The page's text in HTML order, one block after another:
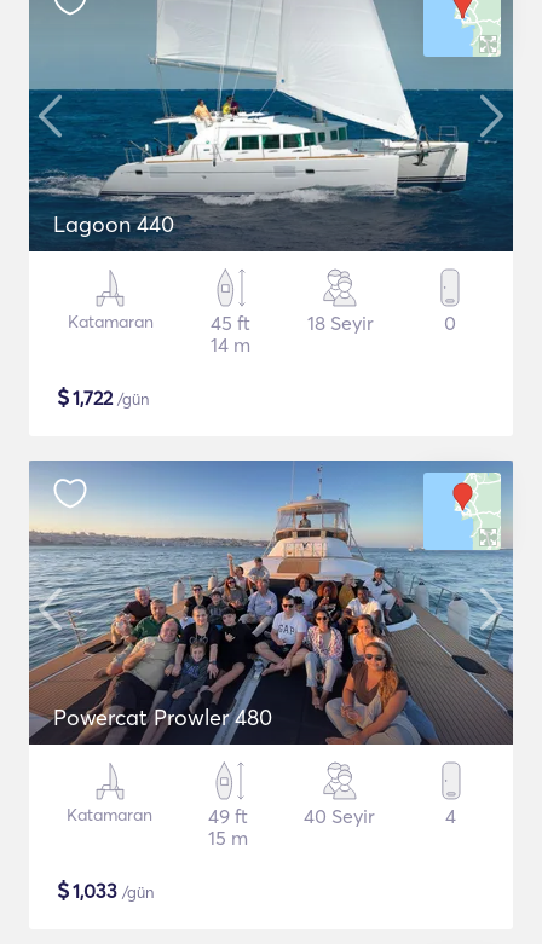
Lagoon 440
Katamaran
45 ft
14 m
18 Seyir 0
$1,722/gün
Powercat Prowler 480
Katamaran
49 ft
15 m
40 Seyir 4
$1,033 /gün